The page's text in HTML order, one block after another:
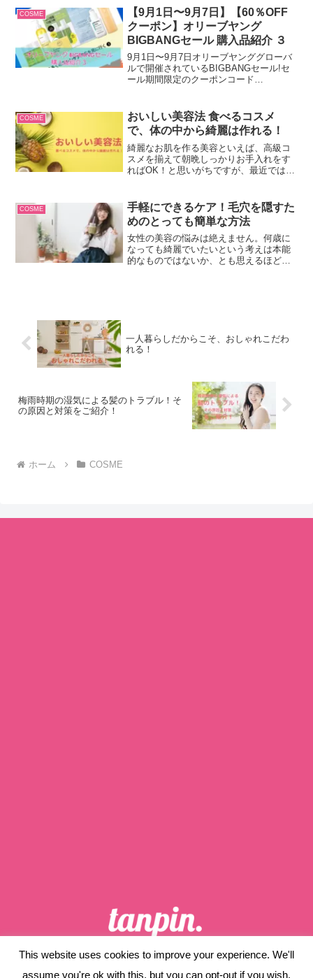
てるようになって毎日が楽しくなりま
す！
COSME
【9月1日〜9月7日】【60％OFF
クーポン】オリーブヤング
BIGBANGセール 購入品紹介 ３
9月1日〜9月7日オリーブヤンググローバ
ルで開催されているBIGBANGセール!セ
ール期間限定のクーポンコード
用して購入したアイテムです
COSME
おいしい美容法 食べるコスメ
で、体の中から綺麗は作れる！
綺麗なお肌を作る美容といえば、高級コ
スメを揃えて朝晩しっかりお手入れをす
ればOK！と思いがちですが、最近では、
るおすすめの「食べるコスメ」をご紹介
します。美容だけでなく、健康にも良い
「食べるコスメ」で、美しく健康な体を
手に入れましょう！
COSME
手軽にできるケア！毛穴を隠すた
めのとっても簡単な方法
女性の美容の悩みは絶えません。何歳に
なっても綺麗でいたいという考えは本能
的なものではないか、とも思えるほどで
う。
一人暮らしだからこそ、おしゃれこだわ
れる！
梅雨時期の湿気による髪のトラブル！そ
の原因と対策をご紹介！
ホーム COSME
ホーム
当サイトについて
This website uses cookies to improve your experience. We'll
assume you're ok with this, but you can opt-out if you wish.